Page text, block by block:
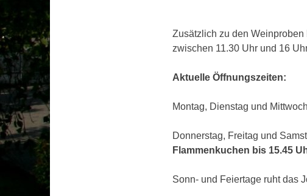
Zusätzlich zu den
zwischen 11.30 Uhr und 16
Aktuelle Öffnungszeiten:
Montag, Dienstag und
Donnerstag, Freitag und
Flammenkuchen bis 15.45
Sonn- und Feiertage ruht das